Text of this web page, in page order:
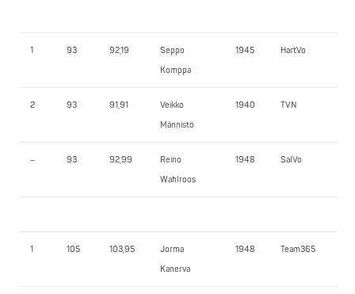
1 93 92,19
Seppo
Komppa
1945 HartVo
2 93 91,91
Veikko
Männistö
1940 TVN
– 93 92,99
Reino
Wahlroos
1948 SalVo
1 105 103,95
Jorma
Kanerva
1948 Team365